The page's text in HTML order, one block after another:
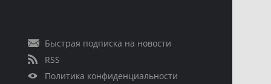
Быстрая подписка на новости
RSS
Политика конфиденциальности